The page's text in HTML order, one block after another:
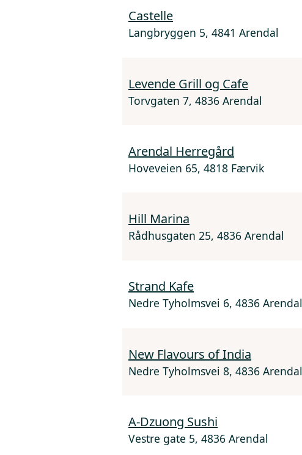
Castelle
Langbryggen 5, 4841 Arendal
Levende Grill og Cafe
Torvgaten 7, 4836 Arendal
Arendal Herregård
Hoveveien 65, 4818 Færvik
Hill Marina
Rådhusgaten 25, 4836 Arendal
Strand Kafe
Nedre Tyholmsvei 6, 4836 Arendal
New Flavours of India
Nedre Tyholmsvei 8, 4836 Arendal
A-Dzuong Sushi
Vestre gate 5, 4836 Arendal